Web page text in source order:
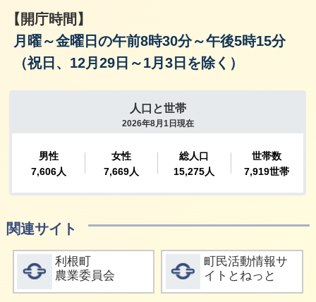
【開庁時間】
月曜～金曜日の午前8時30分～午後5時15分
（祝日、12月29日～1月3日を除く）
関連サイト
詳細をみる
利根町
農業委員会
詳細をみる
町民活動情報サ
イトとねっと